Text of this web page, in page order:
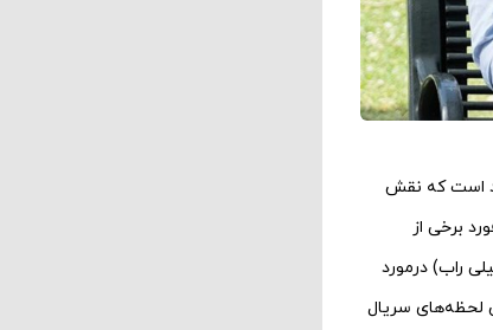
است که نقش
برخی از
راب) درمورد
لحظه‌های سریال